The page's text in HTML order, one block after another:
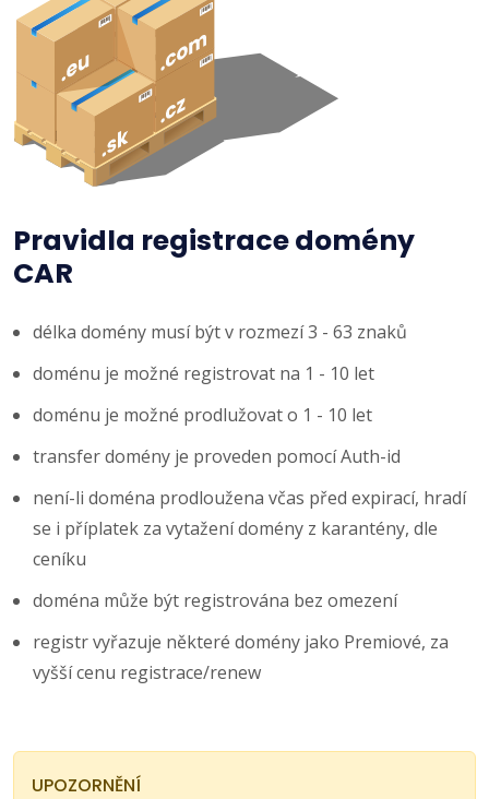
Pravidla registrace domény
CAR
délka domény musí být v rozmezí 3 - 63 znaků
doménu je možné registrovat na 1 - 10 let
doménu je možné prodlužovat o 1 - 10 let
transfer domény je proveden pomocí Auth-id
není-li doména prodloužena včas před expirací, hradí
se i příplatek za vytažení domény z karantény, dle
ceníku
doména může být registrována bez omezení
registr vyřazuje některé domény jako Premiové, za
vyšší cenu registrace/renew
UPOZORNĚNÍ